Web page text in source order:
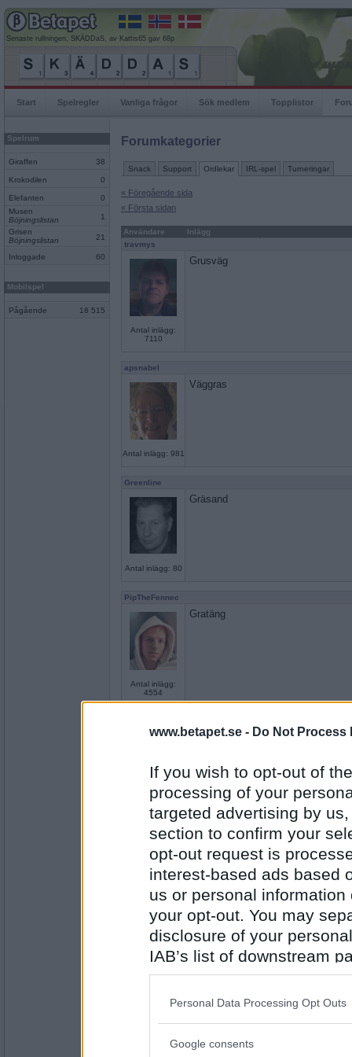
www.betapet.se - Do Not Process
If you wish to opt-out of
processing of your
targeted advertising by
section to confirm your
opt-out request is
interest-based ads based
us or personal
your opt-out. You may
disclosure of your
IAB’s list of downstream
also be disclosed by us
Downstream Participants
Please note that this
Personal Data Processing Opt Outs
Google consents
Senaste rullningen, SKÄDDaS, av Kattis65 gav 68p
Start Spelregler Vanliga frågor Sök medlem Topplistor
Spelrum
Giraffen 38
Krokodilen 0
Elefanten
0
Musen
Böjningslistan
1
Grisen
Böjningslistan
21
Inloggade 60
Mobilspel
Pågående 18 515
Forumkategorier
Snack Support Ordlekar IRL-spel Turneringar
« Föregående sida
« Första sidan
Användare
Inlägg
travmys
Antal inlägg:
7110
Grusväg
apsnabel
Antal inlägg: 981
Väggras
Greenline
Antal inlägg: 80
Gräsand
PipTheFennec
Antal inlägg:
4554
Gratäng
Antal inlägg:
3423
Gradäng
apsnabel
Antal inlägg: 981
Gräsäng
PipTheFennec
Antal inlägg: